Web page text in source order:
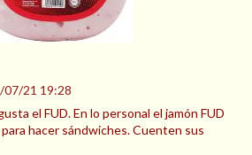
07/21 19:28
el FUD. En lo personal el jamón FUD
hacer sándwiches. Cuenten sus